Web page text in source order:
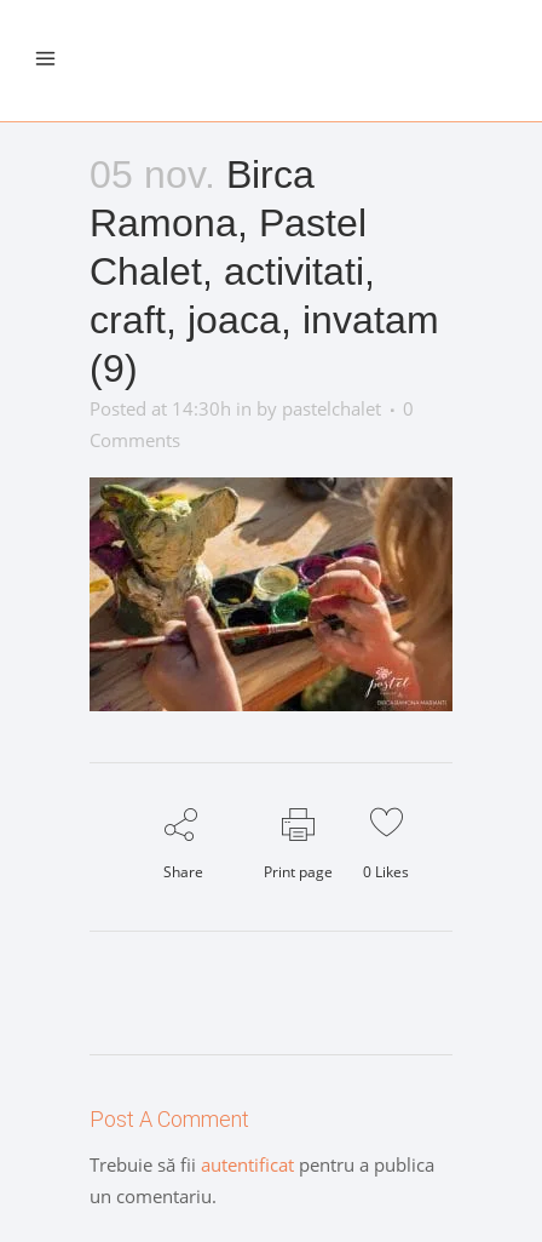
05 nov. Birca
Ramona, Pastel
Chalet, activitati,
craft, joaca, invatam
(9)
Posted at 14:30h in by pastelchalet
0
Comments
Share Print page 0 Likes
Post A Comment
Trebuie să fii autentificat pentru a publica
un comentariu.